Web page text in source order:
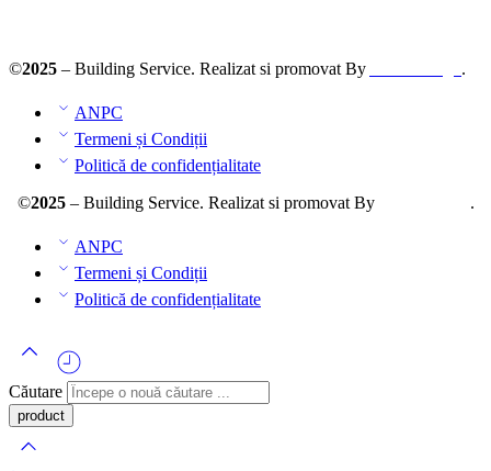
©2025 – Building Service. Realizat si promovat By .
ANPC
Termeni și Condiții
Politică de confidențialitate
©2025– Building Service. Realizat si promovat By .
ANPC
Termeni și Condiții
Politică de confidențialitate
Căutare